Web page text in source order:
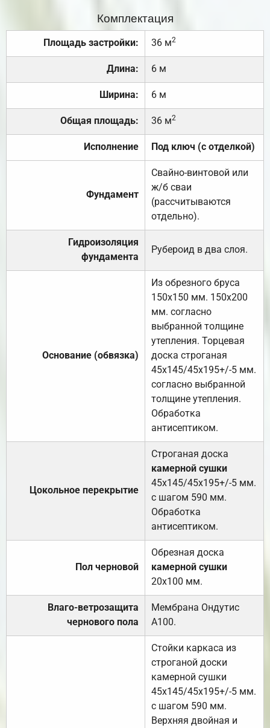
Комплектация
Площадь застройки: 36 м2
Длина: 6 м
Ширина: 6 м
Общая площадь: 36 м2
Исполнение Под ключ (с отделкой)
Фундамент
Свайно-винтовой или
ж/б сваи
(рассчитываются
отдельно).
Гидроизоляция
фундамента
Рубероид в два слоя.
Основание (обвязка)
Из обрезного бруса
150х150 мм. 150х200
мм. согласно
выбранной толщине
утепления. Торцевая
доска строганая
45х145/45х195+/-5 мм.
согласно выбранной
толщине утепления.
Обработка
антисептиком.
Цокольное перекрытие
Строганая доска
камерной сушки
45х145/45х195+/-5 мм.
с шагом 590 мм.
Обработка
антисептиком.
Пол черновой
Обрезная доска
камерной сушки
20х100 мм.
Влаго-ветрозащита
чернового пола
Мембрана Ондутис
А100.
Стойки каркаса из
строганой доски
камерной сушки
45х145/45х195+/-5 мм.
с шагом 590 мм.
Верхняя двойная и